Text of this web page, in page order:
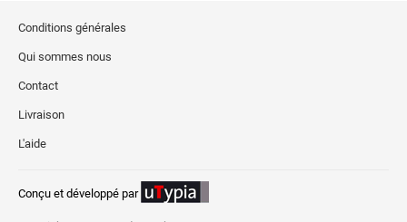
Conditions générales
Qui sommes nous
Contact
Livraison
L'aide
Conçu et développé par